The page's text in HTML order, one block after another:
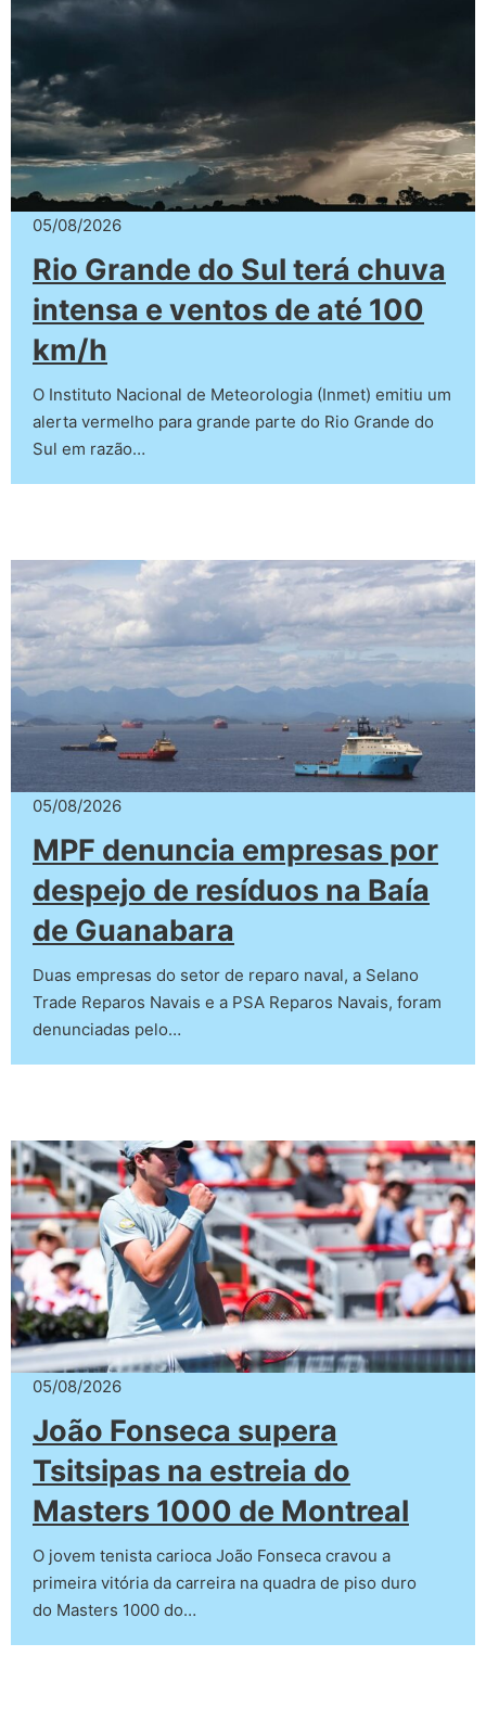
05/08/2026
Rio Grande do Sul terá chuva
intensa e ventos de até 100
km/h
O Instituto Nacional de Meteorologia (Inmet) emitiu um
alerta vermelho para grande parte do Rio Grande do
Sul em razão…
05/08/2026
MPF denuncia empresas por
despejo de resíduos na Baía
de Guanabara
Duas empresas do setor de reparo naval, a Selano
Trade Reparos Navais e a PSA Reparos Navais, foram
denunciadas pelo…
05/08/2026
João Fonseca supera
Tsitsipas na estreia do
Masters 1000 de Montreal
O jovem tenista carioca João Fonseca cravou a
primeira vitória da carreira na quadra de piso duro
do Masters 1000 do…